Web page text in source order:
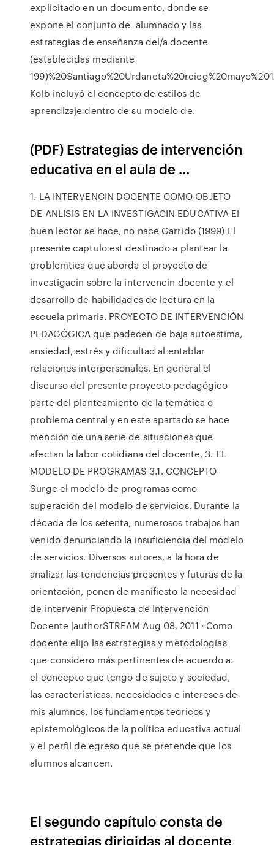
explicitado en un documento, donde se
expone el conjunto de alumnado y las
estrategias de enseñanza del/a docente
(establecidas mediante
Kolb incluyó el concepto de estilos de
aprendizaje dentro de su modelo de.
(PDF) Estrategias de intervención
educativa en el aula de ...
1. LA INTERVENCIN DOCENTE COMO OBJETO
DE ANLISIS EN LA INVESTIGACIN EDUCATIVA El
buen lector se hace, no nace Garrido (1999) El
presente captulo est destinado a plantear la
problemtica que aborda el proyecto de
investigacin sobre la intervencin docente y el
desarrollo de habilidades de lectura en la
escuela primaria. PROYECTO DE INTERVENCIÓN
PEDAGÓGICA que padecen de baja autoestima,
ansiedad, estrés y dificultad al entablar
relaciones interpersonales. En general el
discurso del presente proyecto pedagógico
parte del planteamiento de la temática o
problema central y en este apartado se hace
mención de una serie de situaciones que
afectan la labor cotidiana del docente, 3. EL
MODELO DE PROGRAMAS 3.1. CONCEPTO
Surge el modelo de programas como
superación del modelo de servicios. Durante la
década de los setenta, numerosos trabajos han
venido denunciando la insuficiencia del modelo
de servicios. Diversos autores, a la hora de
analizar las tendencias presentes y futuras de la
orientación, ponen de manifiesto la necesidad
de intervenir Propuesta de Intervención
Docente |authorSTREAM Aug 08, 2011 · Como
docente elijo las estrategias y metodologías
que considero más pertinentes de acuerdo a:
el concepto que tengo de sujeto y sociedad,
las características, necesidades e intereses de
mis alumnos, los fundamentos teóricos y
epistemológicos de la política educativa actual
y el perfil de egreso que se pretende que los
alumnos alcancen.
El segundo capítulo consta de
estrategias dirigidas al docente